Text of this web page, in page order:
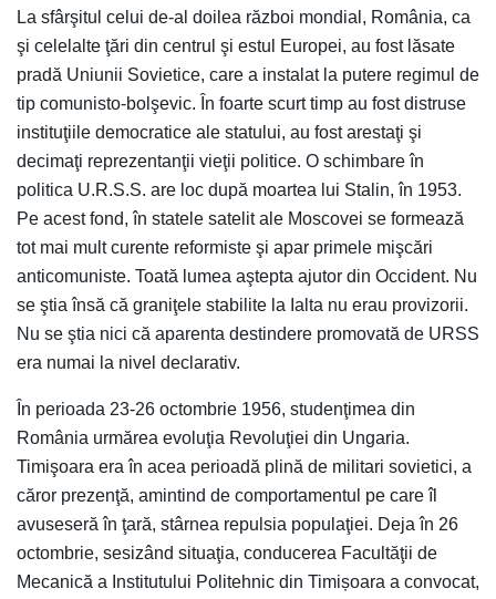
La sfârşitul celui de-al doilea război mondial, România, ca
şi celelalte ţări din centrul şi estul Europei, au fost lăsate
pradă Uniunii Sovietice, care a instalat la putere regimul de
tip comunisto-bolşevic. În foarte scurt timp au fost distruse
instituţiile democratice ale statului, au fost arestaţi şi
decimaţi reprezentanţii vieţii politice. O schimbare în
politica U.R.S.S. are loc după moartea lui Stalin, în 1953.
Pe acest fond, în statele satelit ale Moscovei se formează
tot mai mult curente reformiste şi apar primele mişcări
anticomuniste. Toată lumea aştepta ajutor din Occident. Nu
se ştia însă că graniţele stabilite la Ialta nu erau provizorii.
Nu se ştia nici că aparenta destindere promovată de URSS
era numai la nivel declarativ.
În perioada 23-26 octombrie 1956, studenţimea din
România urmărea evoluţia Revoluţiei din Ungaria.
Timişoara era în acea perioadă plină de militari sovietici, a
căror prezenţă, amintind de comportamentul pe care îl
avuseseră în ţară, stârnea repulsia populaţiei. Deja în 26
octombrie, sesizând situaţia, conducerea Facultăţii de
Mecanică a Institutului Politehnic din Timișoara a convocat,